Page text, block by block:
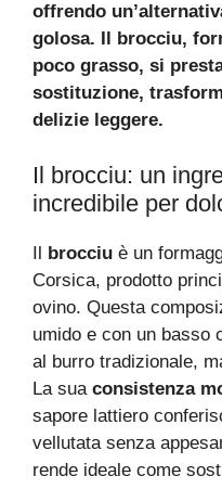
offrendo
golosa. Il brocciu,
poco grasso, si
sostituzione,
delizie leggere.
Il brocciu: un
incredibile per
Il brocciu è un
Corsica, prodotto
ovino. Questa
umido e con un basso
al burro tradizionale,
La sua consistenza
sapore lattiero
vellutata senza
rende ideale come